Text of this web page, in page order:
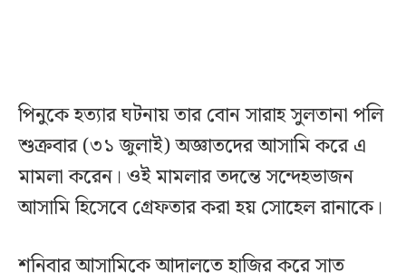
পিনুকে হত্যার ঘটনায় তার বোন সারাহ সুলতানা পলি
শুক্রবার (৩১ জুলাই) অজ্ঞাতদের আসামি করে এ
মামলা করেন। ওই মামলার তদন্তে সন্দেহভাজন
আসামি হিসেবে গ্রেফতার করা হয় সোহেল রানাকে।
শনিবার আসামিকে আদালতে হাজির করে সাত